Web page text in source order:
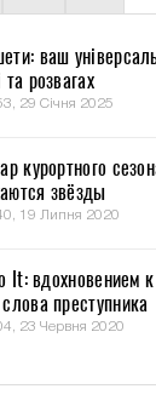
ваш
та розвагах
29 Січня 2025
курортного
звёзды
19 Липня 2020
It: вдохновением
преступника
23 Червня 2020